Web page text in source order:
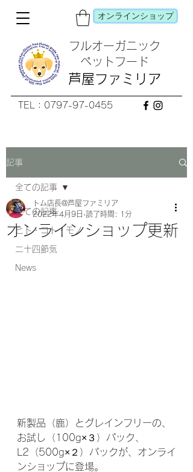
フルオーガニック
​ペットフード
芦屋ファミリア
TEL：0797-97-0455
オンラインショップ
記事
全ての記事
ヒト・コト・モノ
二十四節気
News
全ての記事
オンラインショップ更新
トム店長@芦屋ファミリア
2022年4月9日 読了時間: 1分
新製品（鹿）とグレインフリーの、
お試し（100g×３）パック、
L2（500g×２）パックが、オンライ
ンショップに登場。